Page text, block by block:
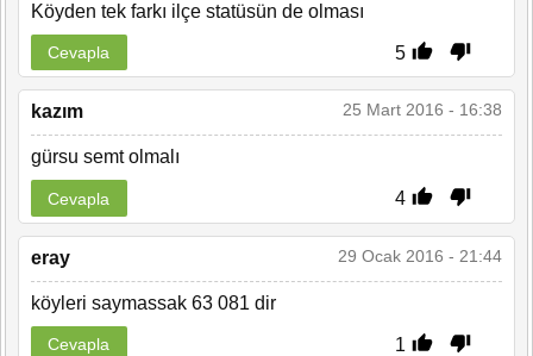
Köyden tek farkı ilçe statüsün de olması
5
Cevapla
kazım 25 Mart 2016 - 16:38
gürsu semt olmalı
4
Cevapla
eray 29 Ocak 2016 - 21:44
köyleri saymassak 63 081 dir
1
Cevapla